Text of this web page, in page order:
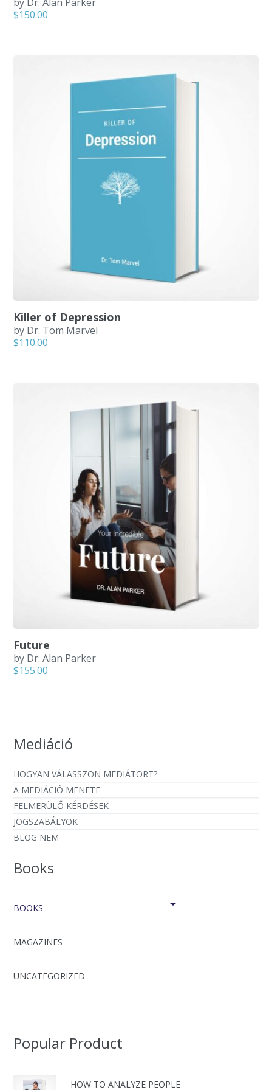
$150.00
Killer of Depression
by Dr. Tom Marvel
$110.00
Future
by Dr. Alan Parker
$155.00
Mediáció
HOGYAN VÁLASSZON MEDIÁTORT?
A MEDIÁCIÓ MENETE
FELMERÜLŐ KÉRDÉSEK
JOGSZABÁLYOK
BLOG NEM
Books
BOOKS
MAGAZINES
UNCATEGORIZED
Popular Product
HOW TO ANALYZE PEOPLE